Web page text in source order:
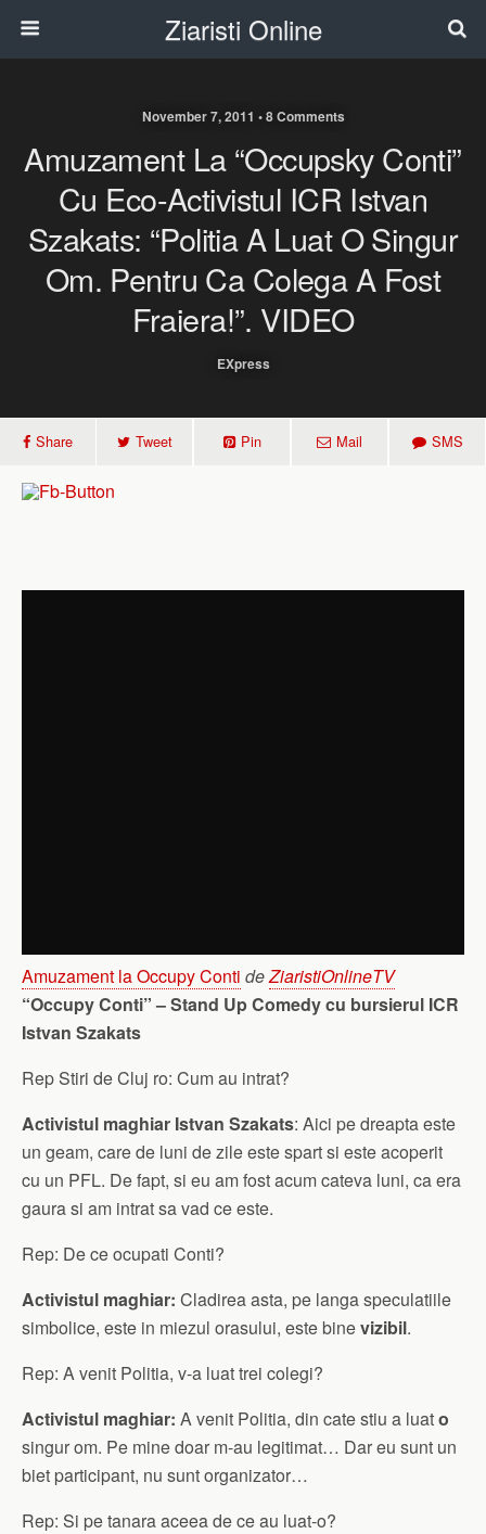
Ziaristi Online
November 7, 2011 • 8 Comments
Amuzament La “Occupsky Conti”
Cu Eco-Activistul ICR Istvan
Szakats: “Politia A Luat O Singur
Om. Pentru Ca Colega A Fost
Fraiera!”. VIDEO
EXpress
Share Tweet Pin Mail SMS
Amuzament la Occupy Conti deZiaristiOnlineTV
“Occupy Conti” – Stand Up Comedy cu bursierul ICR
Istvan Szakats
Rep Stiri de Cluj ro: Cum au intrat?
Activistul maghiar Istvan Szakats: Aici pe dreapta este
un geam, care de luni de zile este spart si este acoperit
cu un PFL. De fapt, si eu am fost acum cateva luni, ca era
gaura si am intrat sa vad ce este.
Rep: De ce ocupati Conti?
Activistul maghiar: Cladirea asta, pe langa speculatiile
simbolice, este in miezul orasului, este binevizibil.
Rep: A venit Politia, v-a luat trei colegi?
Activistul maghiar: A venit Politia, din cate stiu a luato
singur om. Pe mine doar m-au legitimat… Dar eu sunt un
biet participant, nu sunt organizator…
Rep: Si pe tanara aceea de ce au luat-o?